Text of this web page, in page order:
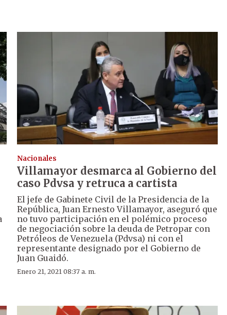
Nacionales
Villamayor desmarca al Gobierno del
caso Pdvsa y retruca a cartista
El jefe de Gabinete Civil de la Presidencia de la
República, Juan Ernesto Villamayor, aseguró que
no tuvo participación en el polémico proceso
de negociación sobre la deuda de Petropar con
Petróleos de Venezuela (Pdvsa) ni con el
representante designado por el Gobierno de
Juan Guaidó.
Enero 21, 2021 08:37 a. m.